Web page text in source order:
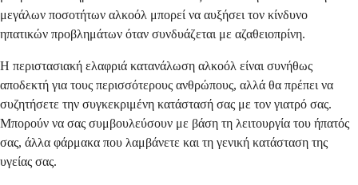
μεγάλων ποσοτήτων αλκοόλ μπορεί να αυξήσει τον κίνδυνο
ηπατικών προβλημάτων όταν συνδυάζεται με αζαθειοπρίνη.
Η περιστασιακή ελαφριά κατανάλωση αλκοόλ είναι συνήθως
αποδεκτή για τους περισσότερους ανθρώπους, αλλά θα πρέπει να
συζητήσετε την συγκεκριμένη κατάστασή σας με τον γιατρό σας.
Μπορούν να σας συμβουλεύσουν με βάση τη λειτουργία του ήπατός
σας, άλλα φάρμακα που λαμβάνετε και τη γενική κατάσταση της
υγείας σας.